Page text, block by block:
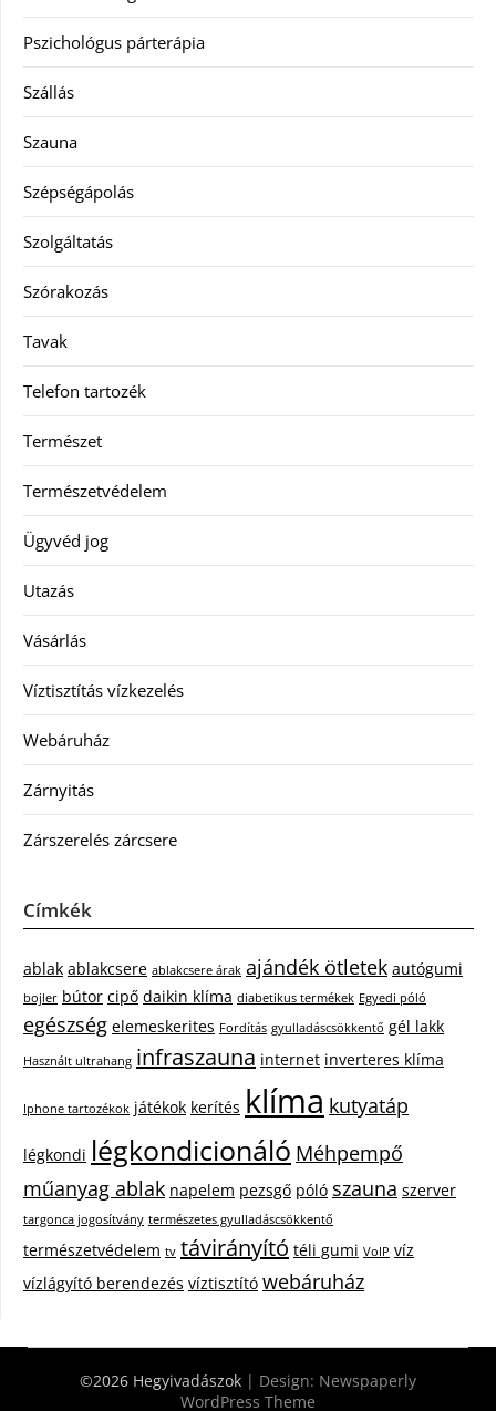
Pszichológus párterápia
Szállás
Szauna
Szépségápolás
Szolgáltatás
Szórakozás
Tavak
Telefon tartozék
Természet
Természetvédelem
Ügyvéd jog
Utazás
Vásárlás
Víztisztítás vízkezelés
Webáruház
Zárnyitás
Zárszerelés zárcsere
Címkék
ablak ablakcsere ablakcsere árak ajándék ötletek autógumi
bojler bútor cipő daikin klíma diabetikus termékek Egyedi póló
egészség elemeskerites Fordítás gyulladáscsökkentő gél lakk
Használt ultrahang infraszauna internet inverteres klíma
Iphone tartozékok játékok kerítés klíma kutyatáp
légkondi légkondicionáló Méhpempő
műanyag ablak napelem pezsgő póló szauna szerver
targonca jogosítvány természetes gyulladáscsökkentő
természetvédelem tv távirányító téli gumi VoIP víz
vízlágyító berendezés víztisztító webáruház
©2026 Hegyivadászok | Design: Newspaperly
WordPress Theme